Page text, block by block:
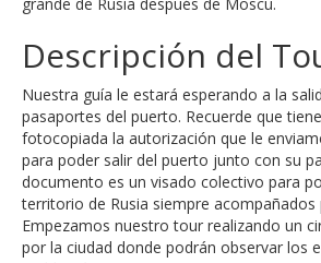
Descripción del
Nuestra guía le estará esperando a la
pasaportes del puerto. Recuerde que
fotocopiada la autorización que le
para poder salir del puerto junto con su
documento es un visado colectivo para
territorio de Rusia siempre acompañados
Empezamos nuestro tour realizando un
por la ciudad donde podrán observar los